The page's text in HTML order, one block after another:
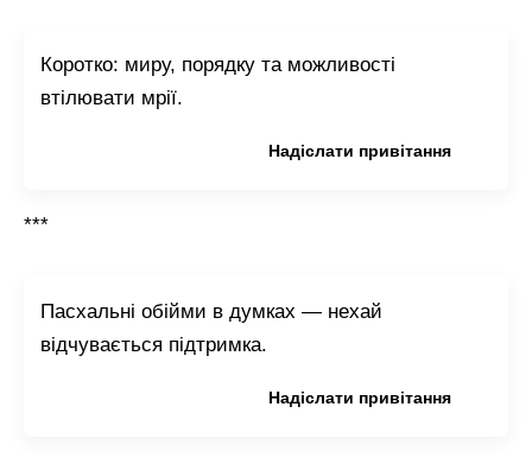
Коротко: миру, порядку та можливості
втілювати мрії.
Надіслати привітання
***
Пасхальні обійми в думках — нехай
відчувається підтримка.
Надіслати привітання